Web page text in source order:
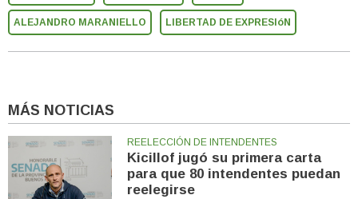
ALEJANDRO MARANIELLO LIBERTAD DE EXPRESIóN
MÁS NOTICIAS
REELECCIÓN DE INTENDENTES
Kicillof jugó su primera carta
para que 80 intendentes puedan
reelegirse